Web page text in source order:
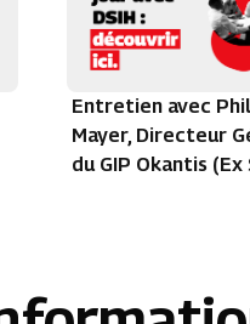
Entretien avec
Mayer, Directeur
du GIP Okantis (Ex